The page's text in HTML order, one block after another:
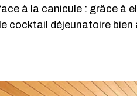
à la canicule : grâce à
cocktail déjeunatoire bien